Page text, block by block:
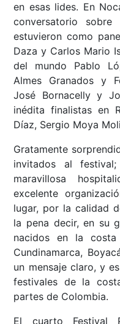
en esas lides. En
conversatorio
estuvieron como
Daza y Carlos Mario
del mundo Pablo
Almes Granados y
José Bornacelly y
inédita finalistas en
Díaz, Sergio Moya
Gratamente
invitados al
maravillosa
excelente
lugar, por la calidad
la pena decir, en su
nacidos en la
Cundinamarca,
un mensaje claro, y
festivales de la
partes de Colombia.
El cuarto Festival